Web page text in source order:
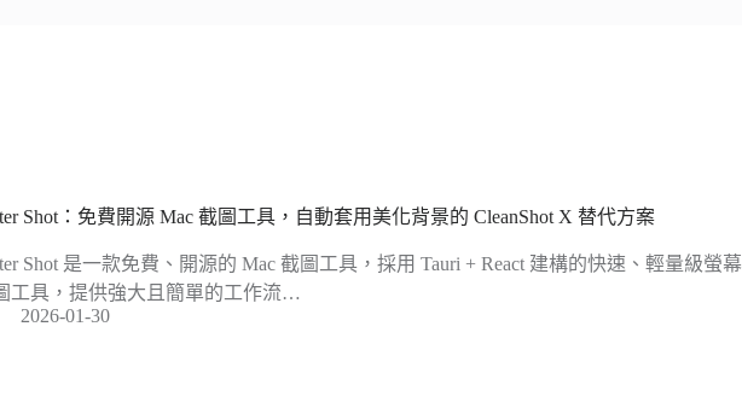
Shot：免費開源 Mac 截圖工具，自動套用美化背景的 CleanShot X 替代方案
Shot 是一款免費、開源的 Mac 截圖工具，採用 Tauri + React 建構的快速、輕量級螢幕
工具，提供強大且簡單的工作流…
2026-01-30